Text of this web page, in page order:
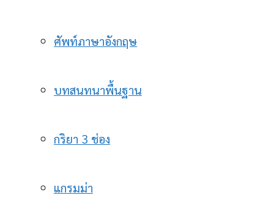
ศัพท์ภาษาอังกฤษ
บทสนทนาพื้นฐาน
กริยา 3 ช่อง
แกรมม่า